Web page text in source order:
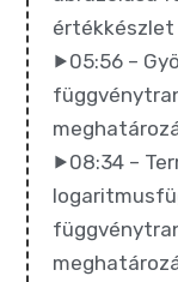
⯈05:56 –
⯈08:34 –